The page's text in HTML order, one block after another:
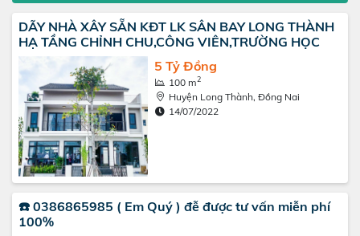
DÃY NHÀ XÂY SẴN KĐT LK SÂN BAY LONG THÀNH
HẠ TẦNG CHỈNH CHU,CÔNG VIÊN,TRƯỜNG HỌC
5 Tỷ Đồng
100 m2
Huyện Long Thành, Đồng Nai
14/07/2022
☎️ 0386865985 ( Em Quý ) đễ được tư vấn miễn phí
100%